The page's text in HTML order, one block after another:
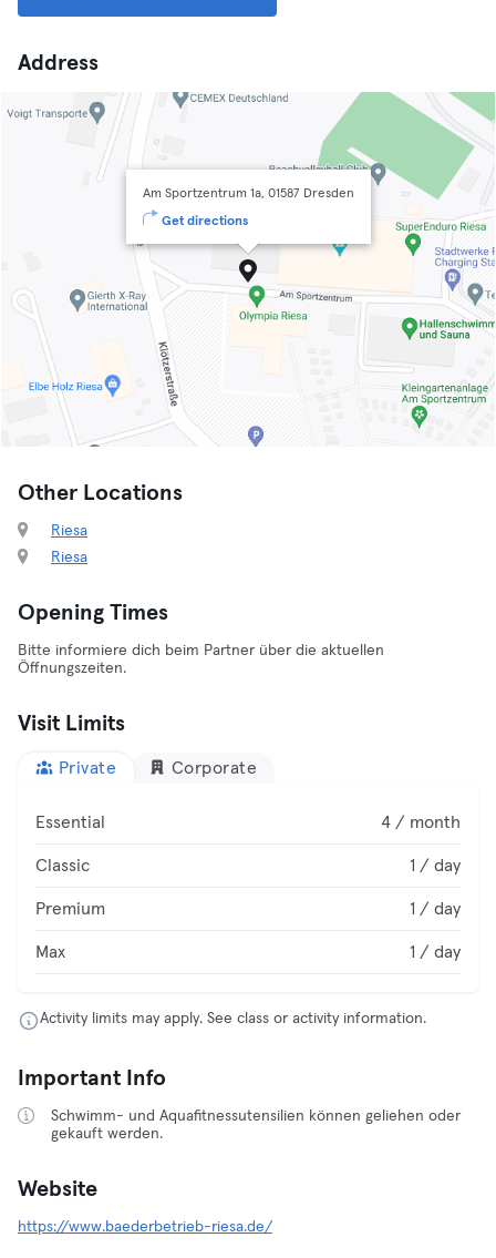
Address
Am Sportzentrum 1a, 01587 Dresden
Get directions
Other Locations
Riesa
Riesa
Opening Times
Bitte informiere dich beim Partner über die aktuellen
Öffnungszeiten.
Visit Limits
Private Corporate
Essential 4 / month
Classic 1 / day
Premium 1 / day
Max 1 / day
Activity limits may apply. See class or activity information.
Important Info
Schwimm- und Aquafitnessutensilien können geliehen oder
gekauft werden.
Website
https://www.baederbetrieb-riesa.de/